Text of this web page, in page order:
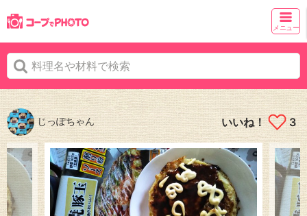
メニュー
じっぽちゃん いいね！ 3